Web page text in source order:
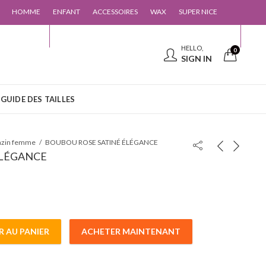
HOMME ENFANT ACCESSOIRES WAX SUPER NICE
HELLO,
SIGN IN
0
GUIDE DES TAILLES
femme BOUBOU ROSE SATINÉ ÉLÉGANCE
quantity
AU PANIER ACHETER MAINTENANT